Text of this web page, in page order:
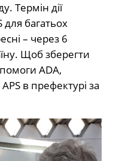
Термін дії
багатьох
– через 6
Щоб зберегти
ADA,
в префектурі за